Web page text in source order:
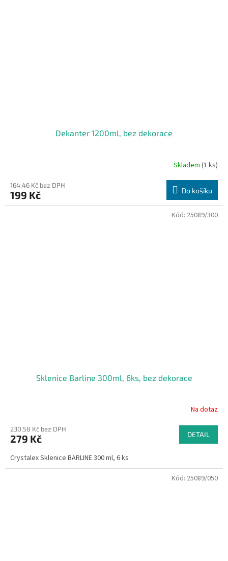
Dekanter 1200ml, bez dekorace
Skladem (1 ks)
164,46 Kč bez DPH
199 Kč Do košíku
Sklenice Barline 300ml, 6ks, bez dekorace
Na dotaz
230,58 Kč bez DPH
279 Kč DETAIL
Crystalex Sklenice BARLINE 300 ml, 6 ks
Kód: 25089/300
Kód: 25089/050